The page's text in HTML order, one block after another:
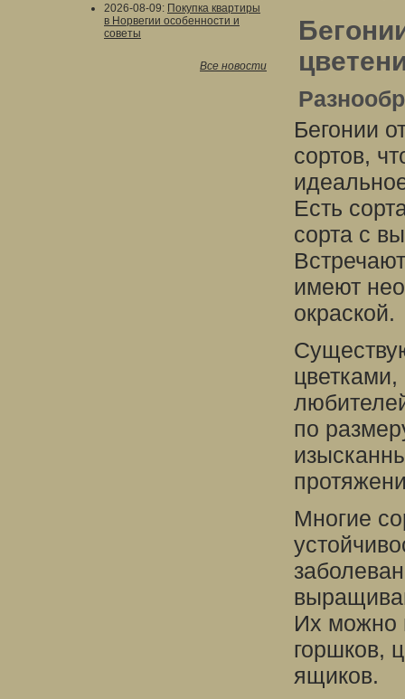
2026-08-09: Покупка квартиры
в Норвегии особенности и
советы
Все новости
Бегонии
сортов,
Есть
сорта с
имеют
окраской.
по
Многие
Их можно
горшков,
ящиков.